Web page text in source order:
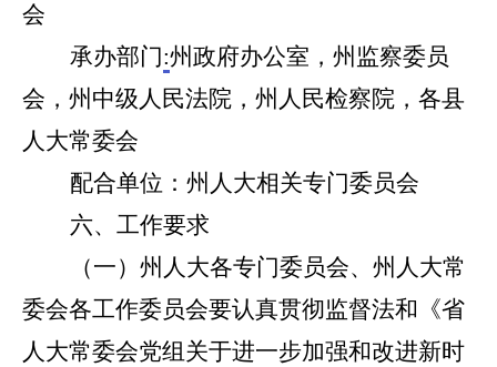
会
承办部门:州政府办公室，州监察委员
会，州中级人民法院，州人民检察院，各县
人大常委会
配合单位：州人大相关专门委员会
六、工作要求
（一）州人大各专门委员会、州人大常
委会各工作委员会要认真贯彻监督法和《省
人大常委会党组关于进一步加强和改进新时